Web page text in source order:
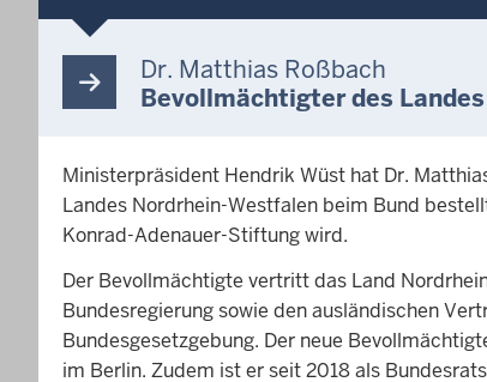
Dr. Matthias Roßbach
Bevollmächtigter des
Ministerpräsident Hendrik Wüst hat Dr.
Landes Nordrhein-Westfalen beim Bund
Konrad-Adenauer-Stiftung wird.
Der Bevollmächtigte vertritt das Land
Bundesregierung sowie den ausländischen
Bundesgesetzgebung. Der neue
im Berlin. Zudem ist er seit 2018 als